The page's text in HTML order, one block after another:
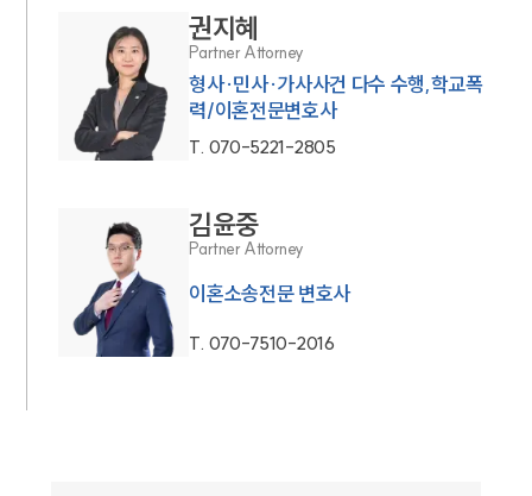
권지혜
Partner Attorney
형사·민사·가사사건 다수 수행,학교폭
력/이혼전문변호사
T. 070-5221-2805
김윤중
Partner Attorney
이혼소송전문 변호사
T. 070-7510-2016